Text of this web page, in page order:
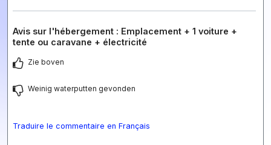
Avis sur l'hébergement : Emplacement + 1 voiture +
tente ou caravane + électricité
Zie boven
Weinig waterputten gevonden
Traduire le commentaire en Français